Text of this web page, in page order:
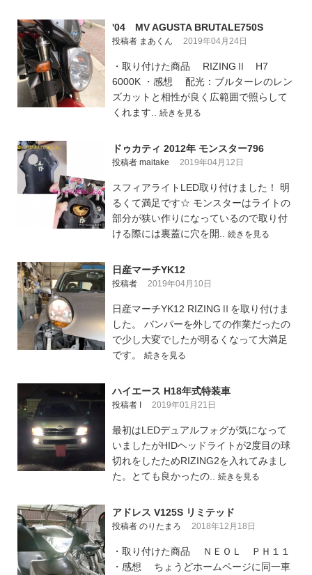
'04 MV AGUSTA BRUTALE750S
投稿者 まあくん 2019年04月24日
・取り付けた商品 RIZINGⅡ H7
6000K ・感想 配光：ブルターレのレン
ズカットと相性が良く広範囲で照らして
くれます.. 続きを見る
ドゥカティ 2012年 モンスター796
投稿者 maitake 2019年04月12日
スフィアライトLED取り付けました！ 明
るくて満足です☆ モンスターはライトの
部分が狭い作りになっているので取り付
ける際には裏蓋に穴を開.. 続きを見る
日産マーチYK12
投稿者 2019年04月10日
日産マーチYK12 RIZINGⅡを取り付けま
した。 バンパーを外しての作業だったの
で少し大変でしたが明るくなって大満足
です。 続きを見る
ハイエース H18年式特装車
投稿者 I 2019年01月21日
最初はLEDデュアルフォグが気になって
いましたがHIDヘッドライトが2度目の球
切れをしたためRIZING2を入れてみまし
た。とても良かったの.. 続きを見る
アドレス V125S リミテッド
投稿者 のりたまろ 2018年12月18日
・取り付けた商品 ＮＥＯＬ ＰＨ１１
・感想 ちょうどホームページに同一車